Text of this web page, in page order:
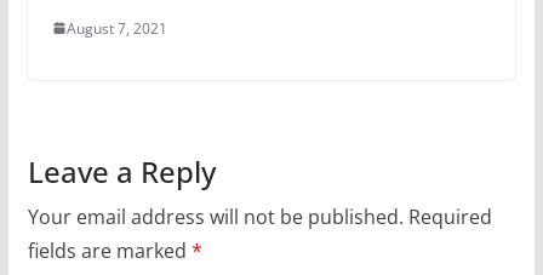
August 7, 2021
Leave a Reply
Your email address will not be published. Required
fields are marked *